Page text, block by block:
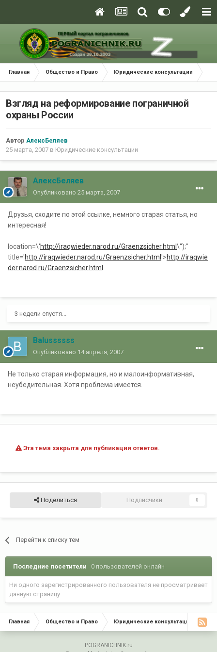
Главная Общество и Право Юридические консультации
Взгляд на реформирование пограничной
охраны России
Автор АлексБеляев
25 марта, 2007 в Юридические консультации
АлексБеляев
Опубликовано 25 марта, 2007
Друзья, сходите по этой ссылке, немного старая статья, но
интересная!
location=\'http://iraqwieder.narod.ru/Graenzsicher.html \'');"
title='http://iraqwieder.narod.ru/Graenzsicher.html '>http://iraqwie
der.narod.ru/Graenzsicher.html
3 недели спустя...
Balussssss
Опубликовано 14 апреля, 2007
Не только старая информация, но и малоинформативная,
неубедительная. Хотя проблема имеется.
Эта тема закрыта для публикации ответов.
Поделиться Подписчики 0
Перейти к списку тем
Последние посетители 0 пользователей онлайн
Ни одного зарегистрированного пользователя не просматривает
данную страницу
Главная Общество и Право Юридические консультации
POGRANICHNIK.ru